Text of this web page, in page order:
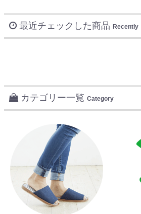
最近チェックした商品 Recently
カテゴリー一覧 Category